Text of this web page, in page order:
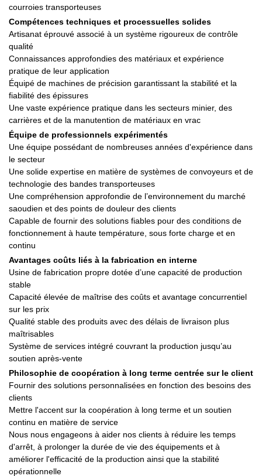
courroies transporteuses
Compétences techniques et processuelles solides
Artisanat éprouvé associé à un système rigoureux de contrôle
qualité
Connaissances approfondies des matériaux et expérience
pratique de leur application
Équipé de machines de précision garantissant la stabilité et la
fiabilité des épissures
Une vaste expérience pratique dans les secteurs minier, des
carrières et de la manutention de matériaux en vrac
Équipe de professionnels expérimentés
Une équipe possédant de nombreuses années d'expérience dans
le secteur
Une solide expertise en matière de systèmes de convoyeurs et de
technologie des bandes transporteuses
Une compréhension approfondie de l’environnement du marché
saoudien et des points de douleur des clients
Capable de fournir des solutions fiables pour des conditions de
fonctionnement à haute température, sous forte charge et en
continu
Avantages coûts liés à la fabrication en interne
Usine de fabrication propre dotée d’une capacité de production
stable
Capacité élevée de maîtrise des coûts et avantage concurrentiel
sur les prix
Qualité stable des produits avec des délais de livraison plus
maîtrisables
Système de services intégré couvrant la production jusqu’au
soutien après-vente
Philosophie de coopération à long terme centrée sur le client
Fournir des solutions personnalisées en fonction des besoins des
clients
Mettre l'accent sur la coopération à long terme et un soutien
continu en matière de service
Nous nous engageons à aider nos clients à réduire les temps
d'arrêt, à prolonger la durée de vie des équipements et à
améliorer l'efficacité de la production ainsi que la stabilité
opérationnelle